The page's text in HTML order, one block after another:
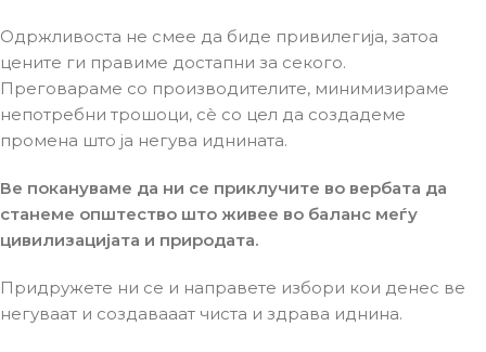
Одржливоста не смее да биде привилегија, затоа
цените ги правиме достапни за секого.
Преговараме со производителите, минимизираме
непотребни трошоци, сè со цел да создадеме
промена што ја негува иднината.
Ве покануваме да ни се приклучите во вербата да
станеме општество што живее во баланс меѓу
цивилизацијата и природата.
Придружете ни се и направете избори кои денес ве
негуваат и создавааат чиста и здрава иднина.